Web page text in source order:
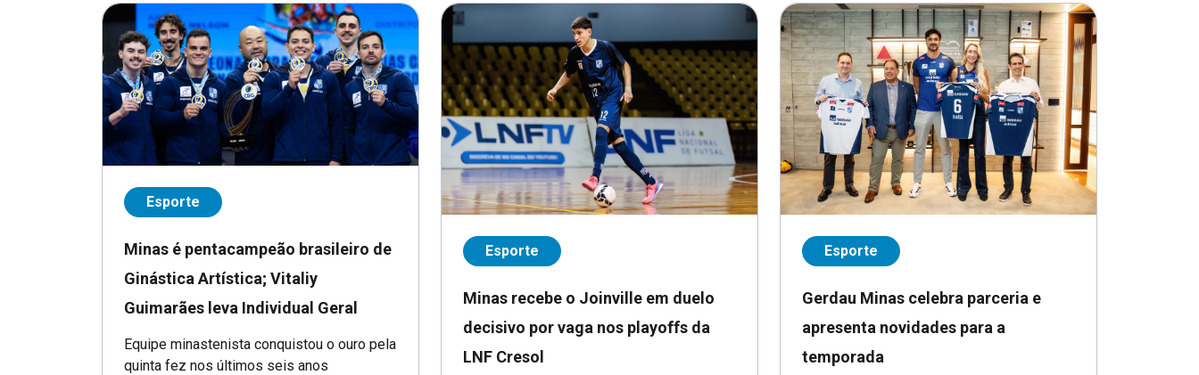
Esporte
Minas é pentacampeão brasileiro de
Ginástica Artística; Vitaliy
Guimarães leva Individual Geral
Equipe minastenista conquistou o ouro pela
quinta fez nos últimos seis anos
Esporte
Minas recebe o Joinville em duelo
decisivo por vaga nos playoffs da
LNF Cresol
Esporte
Gerdau Minas celebra parceria e
apresenta novidades para a
temporada